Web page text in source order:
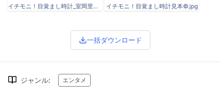
イチモニ！目覚まし時計_室岡里美アナ©.jpg イチモニ！目覚まし時計見本©.jpg
一括ダウンロード
ジャンル: エンタメ